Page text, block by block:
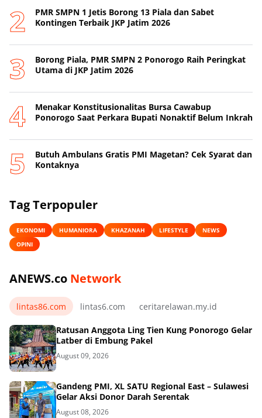
PMR SMPN 1 Jetis Borong 13 Piala dan Sabet
Kontingen Terbaik JKP Jatim 2026
Borong Piala, PMR SMPN 2 Ponorogo Raih Peringkat
Utama di JKP Jatim 2026
Menakar Konstitusionalitas Bursa Cawabup
Ponorogo Saat Perkara Bupati Nonaktif Belum Inkrah
Butuh Ambulans Gratis PMI Magetan? Cek Syarat dan
Kontaknya
Tag Terpopuler
EKONOMI HUMANIORA KHAZANAH LIFESTYLE
NEWS
OPINI
ANEWS.co Network
lintas86.com lintas6.com ceritarelawan.my.id
Ratusan Anggota Ling Tien Kung Ponorogo Gelar
Latber di Embung Pakel
August 09, 2026
Gandeng PMI, XL SATU Regional East – Sulawesi
Gelar Aksi Donor Darah Serentak
August 08, 2026